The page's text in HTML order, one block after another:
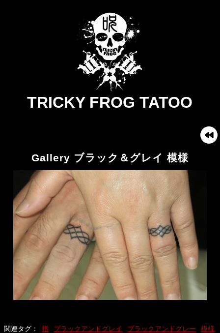
TRICKY FROG TATOO
Gallery ブラック＆グレイ 模様
関連タグ： 指 ブラックアンドグレイ ブラックアンドグレー 模様